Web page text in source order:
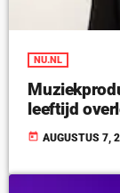
NU.NL
leeftijd
today AUGUSTUS 7,